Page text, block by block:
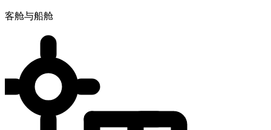
客舱与船舱